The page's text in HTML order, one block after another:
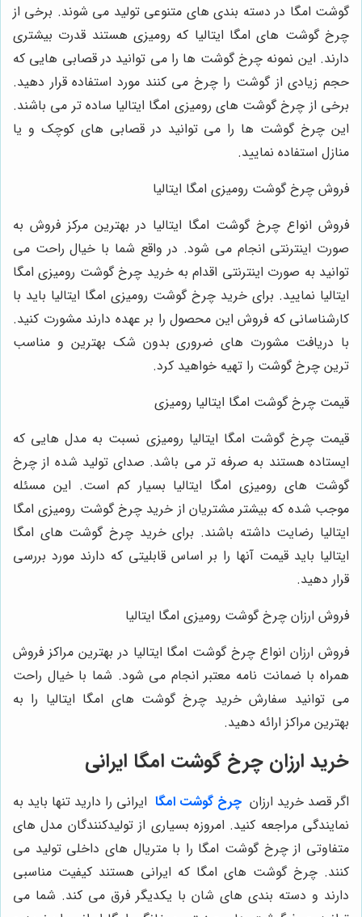
گوشت امگا در دسته بندی های متنوعی تولید می شوند. برخی از
چرخ گوشت های امگا ایتالیا که رومیزی هستند قدرت بیشتری
دارند. این نمونه چرخ گوشت ها را می توانید در قصابی هایی که
حجم زیادی از گوشت را چرخ می کنند مورد استفاده قرار دهید.
برخی از چرخ گوشت های رومیزی امگا ایتالیا ساده تر می باشند.
این چرخ گوشت ها را می توانید در قصابی های کوچک و یا
منازل استفاده نمایید.
فروش چرخ گوشت رومیزی امگا ایتالیا
فروش انواع چرخ گوشت امگا ایتالیا در بهترین مرکز فروش به
صورت اینترنتی انجام می شود. در واقع شما با خیال راحت می
توانید به صورت اینترنتی اقدام به خرید چرخ گوشت رومیزی امگا
ایتالیا نمایید. برای خرید چرخ گوشت رومیزی امگا ایتالیا باید با
کارشناسانی که فروش این محصول را بر عهده دارند مشورت کنید.
با دریافت مشورت های ضروری بدون شک بهترین و مناسب
ترین چرخ گوشت را تهیه خواهید کرد.
قیمت چرخ گوشت امگا ایتالیا رومیزی
قیمت چرخ گوشت امگا ایتالیا رومیزی نسبت به مدل هایی که
ایستاده هستند به صرفه تر می باشد. صدای تولید شده از چرخ
گوشت های رومیزی امگا ایتالیا بسیار کم است. این مسئله
موجب شده که بیشتر مشتریان از خرید چرخ گوشت رومیزی امگا
ایتالیا رضایت داشته باشند. برای خرید چرخ گوشت های امگا
ایتالیا باید قیمت آنها را بر اساس قابلیتی که دارند مورد بررسی
قرار دهید.
فروش ارزان چرخ گوشت رومیزی امگا ایتالیا
فروش ارزان انواع چرخ گوشت امگا ایتالیا در بهترین مراکز فروش
همراه با ضمانت نامه معتبر انجام می شود. شما با خیال راحت
می توانید سفارش خرید چرخ گوشت های امگا ایتالیا را به
بهترین مراکز ارائه دهید.
خرید ارزان چرخ گوشت امگا ایرانی
اگر قصد خرید ارزان چرخ گوشت امگا ایرانی را دارید تنها باید به
نمایندگی مراجعه کنید. امروزه بسیاری از تولیدکنندگان مدل های
متفاوتی از چرخ گوشت امگا را با متریال های داخلی تولید می
کنند. چرخ گوشت های امگا که ایرانی هستند کیفیت مناسبی
دارند و دسته بندی های شان با یکدیگر فرق می کند. شما می